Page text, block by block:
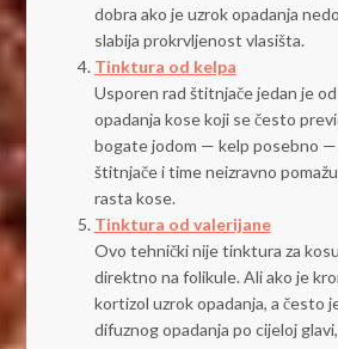
dobra ako je uzrok opadanja
slabija prokrvljenost vlasišta.
Tinktura od kelpa
Usporen rad štitnjače jedan je
opadanja kose koji se često
bogate jodom — kelp posebno
štitnjače i time neizravno
rasta kose.
Tinktura od valerijane
Ovo tehnički nije tinktura za
direktno na folikule. Ali ako je
kortizol uzrok opadanja, a često
difuznog opadanja po cijeloj